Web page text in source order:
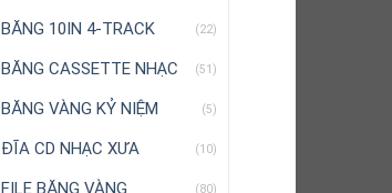
BĂNG 10IN 4-TRACK (22)
BĂNG CASSETTE NHẠC (51)
BĂNG VÀNG KỶ NIỆM (5)
ĐĨA CD NHẠC XƯA (10)
FILE BĂNG VÀNG (80)